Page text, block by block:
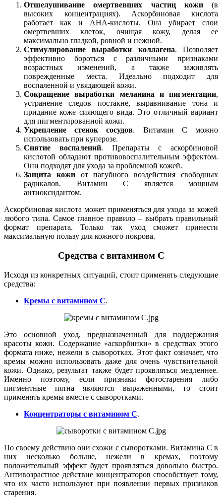
Отшелушивание омертвевших частиц кожи(в
высоких концентрациях). Аскорбиновая кислота
работает как и АНА-кислоты. Она убирает слои
омертвевших клеток, очищая кожу, делая ее
максимально гладкой, ровной и нежной.
Стимулирование выработки коллагена. Позволяет
эффективно бороться с различными признаками
возрастных изменений, а также заживлять
поврежденные места. Идеально подходит для
воспаленной и увядающей кожи.
Сокращение выработки меланина и пигментации,
устранение следов постакне, выравнивание тона и
придание коже сияющего вида. Это отличный вариант
для пигментированной кожи.
Укрепление стенок сосудов. Витамин С можно
использовать при куперозе.
Снятие воспалений. Препараты с аскорбиновой
кислотой обладают противовоспалительным эффектом.
Они подходят для ухода за проблемной кожей.
Защита кожиот пагубного воздействия свободных
радикалов. Витамин С является мощным
антиоксидантом.
Аскорбиновая кислота может применяться для ухода за кожей
любого типа. Самое главное правило – выбрать правильный
формат препарата. Только так уход сможет принести
максимальную пользу для кожного покрова.
Средства с витамином С
Исходя из конкретных ситуаций, стоит применять следующие
средства:
Кремы с витамином С.
Это основной уход, предназначенный для поддержания
красоты кожи. Содержание «аскорбинки» в средствах этого
формата ниже, нежели в сыворотках. Этот факт означает, что
кремы можно использовать даже для очень чувствительной
кожи. Однако, результат также будет проявляться медленнее.
Именно поэтому, если признаки фотостарения либо
пигментные пятна являются выраженными, то стоит
применять кремы вместе с сыворотками.
Концентраторы с витамином C.
По своему действию они схожи с сыворотками. Витамина С в
них несколько больше, нежели в кремах, поэтому
положительный эффект будет проявляться довольно быстро.
Антивозрастное действие концентраторов способствует тому,
что их часто используют при появлении первых признаков
старения.